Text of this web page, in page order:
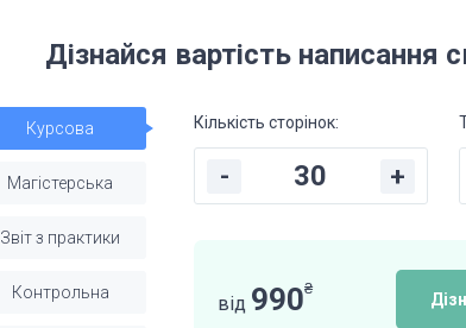
Дізнайся вартість написання
Курсова
Магістерська
Звіт з практики
Контрольна
Кількість сторінок:
- +
від 990₴